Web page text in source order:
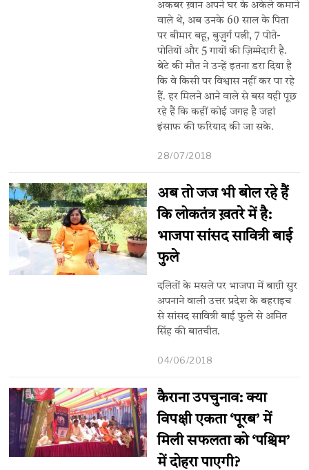
अकबर ख़ान अपने घर के अकेले कमाने
वाले थे, अब उनके 60 साल के पिता
पर बीमार बहू, बुज़ुर्ग पत्नी, 7 पोते-
पोतियों और 5 गायों की ज़िम्मेदारी है.
बेटे की मौत ने उन्हें इतना डरा दिया है
कि वे किसी पर विश्वास नहीं कर पा रहे
हैं. हर मिलने आने वाले से बस यही पूछ
रहे हैं कि कहीं कोई जगह है जहां
इंसाफ की फरियाद की जा सके.
28/07/2018
अब तो जज भी बोल रहे हैं
कि लोकतंत्र ख़तरे में है:
भाजपा सांसद सावित्री बाई
फुले
दलितों के मसले पर भाजपा में बाग़ी सुर
अपनाने वाली उत्तर प्रदेश के बहराइच
से सांसद सावित्री बाई फुले से अमित
सिंह की बातचीत.
04/06/2018
कैराना उपचुनाव: क्या
विपक्षी एकता ‘पूरब’ में
मिली सफलता को ‘पश्चिम’
में दोहरा पाएगी?